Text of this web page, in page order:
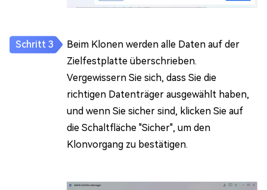
Beim Klonen werden alle Daten auf der
Zielfestplatte überschrieben.
Vergewissern Sie sich, dass Sie die
richtigen Datenträger ausgewählt haben,
und wenn Sie sicher sind, klicken Sie auf
die Schaltfläche "Sicher", um den
Klonvorgang zu bestätigen.